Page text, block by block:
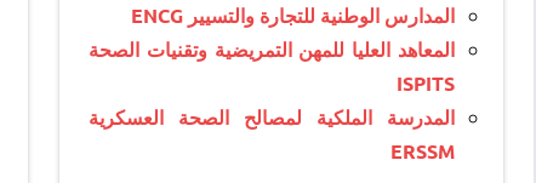
المدارس الوطنية للتجارة والتسيير ENCG
المعاهد العليا للمهن التمريضية وتقنيات الصحة
ISPITS
المدرسة الملكية لمصالح الصحة العسكرية
ERSSM